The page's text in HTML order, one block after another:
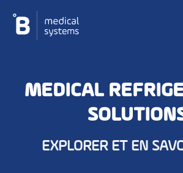
contenu
MEDICAL
EXPLORER ET EN